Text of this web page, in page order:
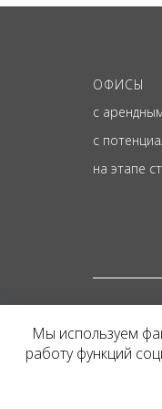
ОФИСЫ
с
с
на этапе
Мы используем
работу функций